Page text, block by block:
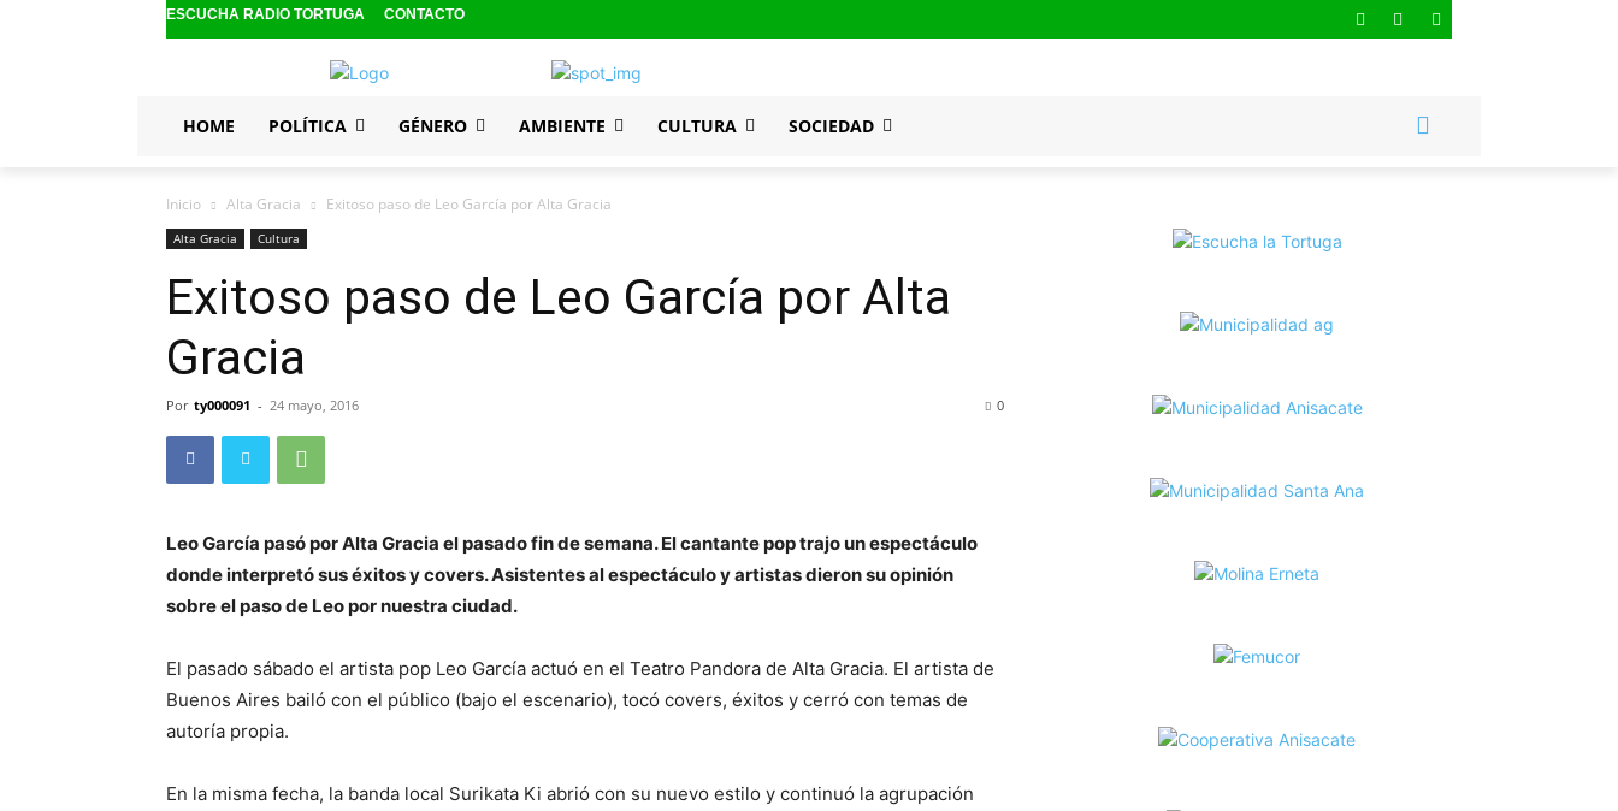
ESCUCHA RADIO TORTUGA CONTACTO
HOME POLÍTICA GÉNERO AMBIENTE CULTURA SOCIEDAD
Inicio Alta Gracia Exitoso paso de Leo García por Alta Gracia
Alta Gracia Cultura
Exitoso paso de Leo García por Alta
Gracia
Por ty000091 - 24 mayo, 2016 0
Leo García pasó por Alta Gracia el pasado fin de semana. El cantante pop trajo un espectáculo
donde interpretó sus éxitos y covers. Asistentes al espectáculo y artistas dieron su opinión
sobre el paso de Leo por nuestra ciudad.
El pasado sábado el artista pop Leo García actuó en el Teatro Pandora de Alta Gracia. El artista de
Buenos Aires bailó con el público (bajo el escenario), tocó covers, éxitos y cerró con temas de
autoría propia.
En la misma fecha, la banda local Surikata Ki abrió con su nuevo estilo y continuó la agrupación